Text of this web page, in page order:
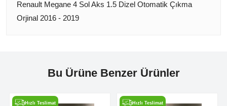
Renault Megane 4 Sol Aks 1.5 Dizel Otomatik Çıkma
Orjinal 2016 - 2019
Bu Ürüne Benzer Ürünler
Hızlı Teslimat Hızlı Teslimat